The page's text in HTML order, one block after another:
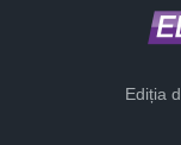
Ediția